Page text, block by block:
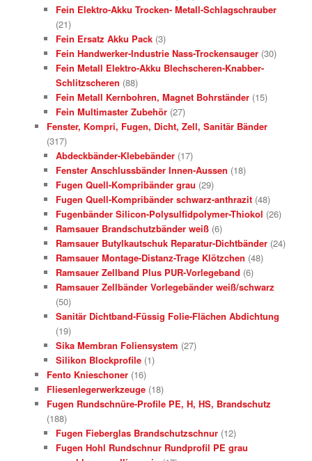
Fein Elektro-Akku Trocken- Metall-Schlagschrauber
(21)
Fein Ersatz Akku Pack (3)
Fein Handwerker-Industrie Nass-Trockensauger (30)
Fein Metall Elektro-Akku Blechscheren-Knabber-
Schlitzscheren (88)
Fein Metall Kernbohren, Magnet Bohrständer (15)
Fein Multimaster Zubehör (27)
Fenster, Kompri, Fugen, Dicht, Zell, Sanitär Bänder
(317)
Abdeckbänder-Klebebänder (17)
Fenster Anschlussbänder Innen-Aussen (18)
Fugen Quell-Kompribänder grau (29)
Fugen Quell-Kompribänder schwarz-anthrazit (48)
Fugenbänder Silicon-Polysulfidpolymer-Thiokol (26)
Ramsauer Brandschutzbänder weiß (6)
Ramsauer Butylkautschuk Reparatur-Dichtbänder (24)
Ramsauer Montage-Distanz-Trage Klötzchen (48)
Ramsauer Zellband Plus PUR-Vorlegeband (6)
Ramsauer Zellbänder Vorlegebänder weiß/schwarz
(50)
Sanitär Dichtband-Füssig Folie-Flächen Abdichtung
(19)
Sika Membran Foliensystem (27)
Silikon Blockprofile (1)
Fento Knieschoner (16)
Fliesenlegerwerkzeuge (18)
Fugen Rundschnüre-Profile PE, H, HS, Brandschutz
(188)
Fugen Fieberglas Brandschutzschnur (12)
Fugen Hohl Rundschnur Rundprofil PE grau